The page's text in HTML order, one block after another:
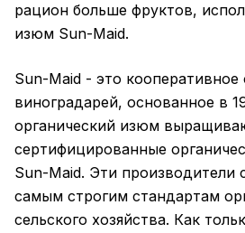
рацион больше фруктов,
изюм Sun-Maid.
Sun-Maid - это кооперативное
виноградарей, основанное в
органический изюм
сертифицированные
Sun-Maid. Эти производители
самым строгим стандартам
сельского хозяйства. Как